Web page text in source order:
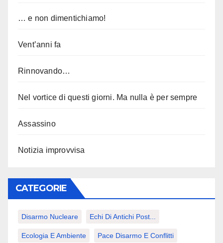
… e non dimentichiamo!
Vent’anni fa
Rinnovando…
Nel vortice di questi giorni. Ma nulla è per sempre
Assassino
Notizia improvvisa
CATEGORIE
Disarmo Nucleare Echi Di Antichi Post...
Ecologia E Ambiente Pace Disarmo E Conflitti